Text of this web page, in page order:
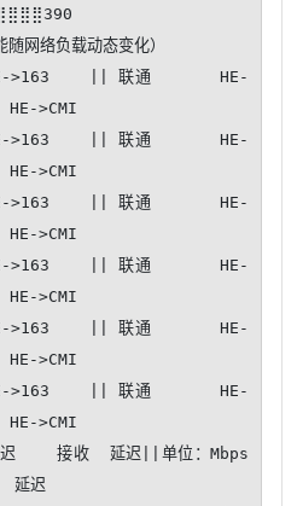
网络负载动态变化）
>163    || 联通       HE-
>CMI
>163    || 联通       HE-
>CMI
>163    || 联通       HE-
>CMI
>163    || 联通       HE-
>CMI
>163    || 联通       HE-
>CMI
>163    || 联通       HE-
>CMI
接收  延迟||单位：Mbps
延迟